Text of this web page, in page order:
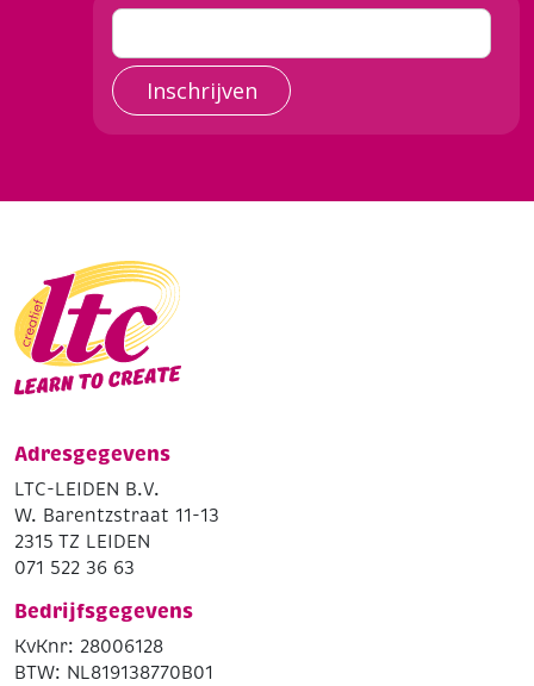
Inschrijven
Adresgegevens
LTC-LEIDEN B.V.
W. Barentzstraat 11-13
2315 TZ LEIDEN
071 522 36 63
Bedrijfsgegevens
KvKnr: 28006128
BTW: NL819138770B01